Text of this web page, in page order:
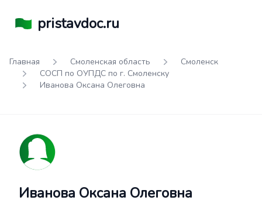
pristavdoc.ru
Главная Смоленская область
Смоленск
СОСП по ОУПДС по г. Смоленску
Иванова Оксана Олеговна
Иванова Оксана Олеговна